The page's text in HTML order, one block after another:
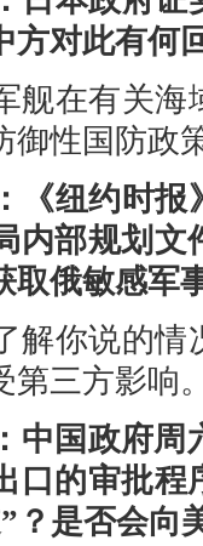
方对此有何
舰在有关海
御性国防政
《纽约时报
内部规划
取俄敏感军
解你说的情
第三方影响
中国政府周
口的审批
？是否会向